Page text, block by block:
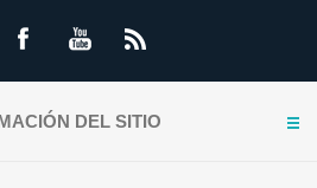
DEL SITIO